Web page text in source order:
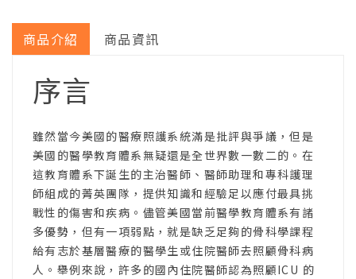
商品介紹 商品資訊
序言
雖然當今美國的醫療照護系統滿是批評與爭議，但是
美國的醫學教育體系無疑還是全世界數一數二的。在
這教育體系下誕生的主治醫師、醫師助理和專科護理
師組成的菁英團隊，提供知識和經驗足以應付最具挑
戰性的傷害和疾病。儘管美國當前醫學教育體系有諸
多優勢，但有一項弱點，就是缺乏足夠的骨科學課程
給有志於基層醫療的醫學生或住院醫師去照顧骨科病
人。舉例來說，許多的國內住院醫師認為照顧ICU 的